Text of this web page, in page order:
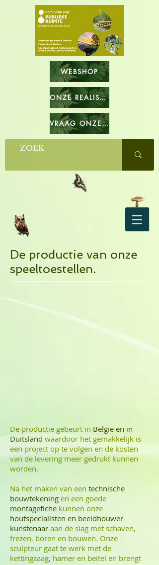
WEBSHOP
ONZE REALISATIES
VRAAG ONZE CATALOGUS OP
De productie van onze
speeltoestellen.
De productie gebeurt in België en in
Duitsland waardoor het gemakkelijk is
een project op te volgen en de kosten
van de levering meer gedrukt kunnen
worden.
Na het maken van een technische
bouwtekening en een goede
montagefiche kunnen onze
houtspecialisten en beeldhouwer-
kunstenaar aan de slag met schaven,
frezen, boren en bouwen. Onze
sculpteur gaat te werk met de
kettingzaag, hamer en beitel en brengt